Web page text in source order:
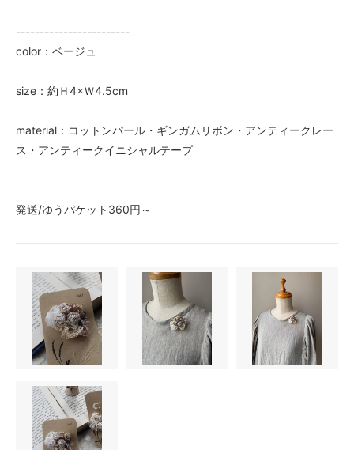
------------------------
color：ベージュ
size：約Ｈ4×Ｗ4.5cm
material：コットンパール・ギンガムリボン・アンティークレー
ス・アンティークイニシャルテープ
発送/ゆうパケット360円～